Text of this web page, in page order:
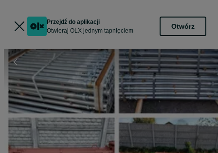
Przejdź do aplikacji
Otwieraj OLX jednym tapnięciem
Otwórz